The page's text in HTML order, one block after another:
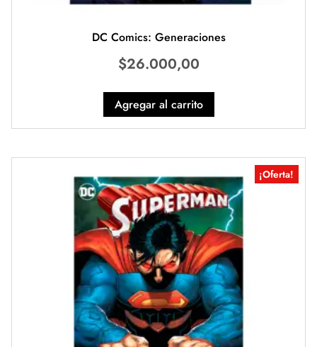
DC Comics: Generaciones
$26.000,00
Agregar al carrito
¡Oferta!